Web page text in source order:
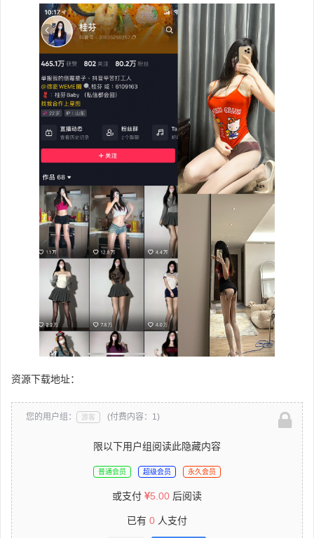
资源下载地址：
您的用户组： 游客 (付费内容：1)
限以下用户组阅读此隐藏内容
普通会员 超级会员 永久会员
或支付 5.00 后阅读
已有 0 人支付